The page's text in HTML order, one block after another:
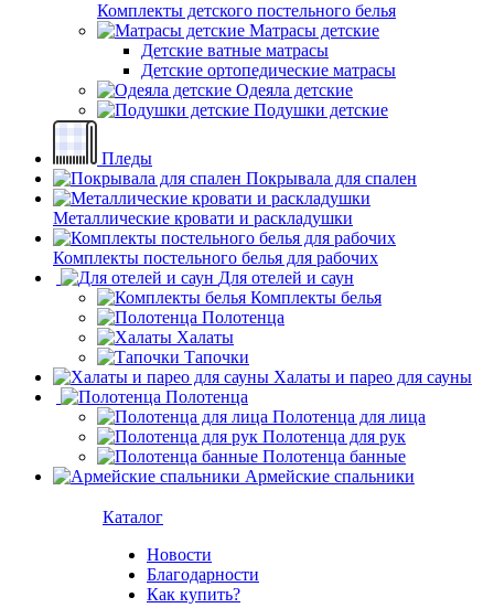
Комплекты детского постельного белья
Матрасы детские
Детские ватные матрасы
Детские ортопедические матрасы
Одеяла детские
Подушки детские
Пледы
Покрывала для спален
Металлические кровати и раскладушки
Комплекты постельного белья для рабочих
Для отелей и саун
Комплекты белья
Полотенца
Халаты
Тапочки
Халаты и парео для сауны
Полотенца
Полотенца для лица
Полотенца для рук
Полотенца банные
Армейские спальники
Каталог
Новости
Благодарности
Как купить?